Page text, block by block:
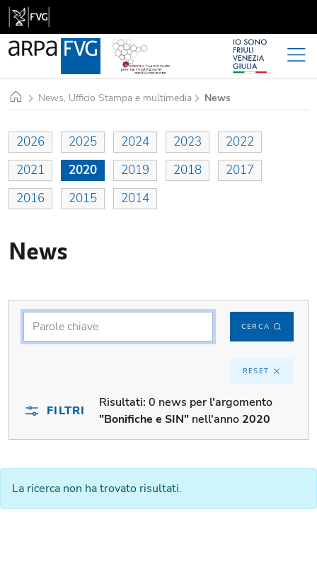
HomeNews, Ufficio Stampa e multimedia News
2026 2025 2024 2023
2022
2021
2020 2019 2018
2017
2016
2015 2014
News
CERCA
RESET
FILTRI
Risultati:0 news per l'argomento
"Bonifiche e SIN" nell'anno 2020
La ricerca non ha trovato risultati.